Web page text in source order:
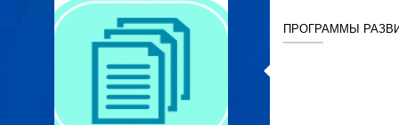
ПРОГРАММЫ